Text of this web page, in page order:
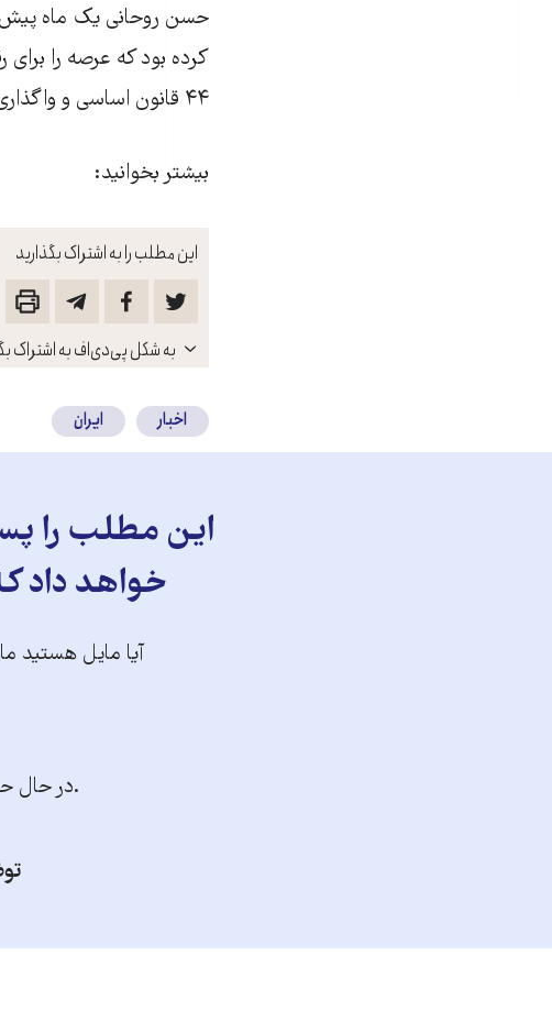
این مطلب را به اشتراک بگذارید
باز
کنید
به شکل پی‌دی‌اف به اشتراک
کرده بود که عرصه را
۴۴ قانون اساسی و واگذاری بخش‌های بالادستی اقتصاد ایران به بخش خصوصی تأکید کرد.
بیشتر بخوانید:
اخبار ایران
این مطلب را
خواهد داد
آیا مایل هستید
.در حال